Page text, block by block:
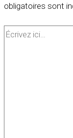
obligatoires sont
Écrivez